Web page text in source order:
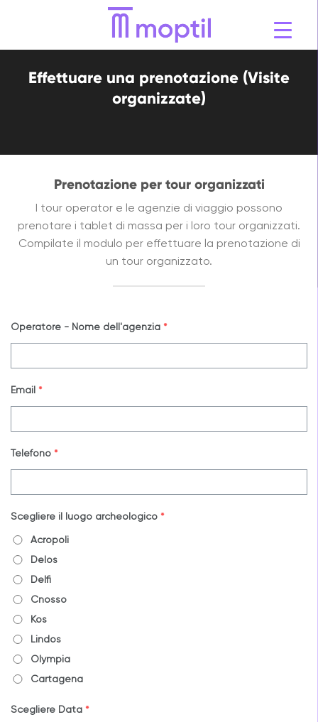
Effettuare una prenotazione (Visite
organizzate)
Prenotazione per tour organizzati
I tour operator e le agenzie di viaggio possono
prenotare i tablet di massa per i loro tour organizzati.
Compilate il modulo per effettuare la prenotazione di
un tour organizzato.
Operatore - Nome dell'agenzia *
Email *
Telefono *
Scegliere il luogo archeologico *
Acropoli
Delos
Delfi
Cnosso
Kos
Lindos
Olympia
Cartagena
Scegliere Data *